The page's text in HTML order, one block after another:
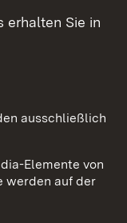
erhalten Sie in
ausschließlich
Elemente von
werden auf der